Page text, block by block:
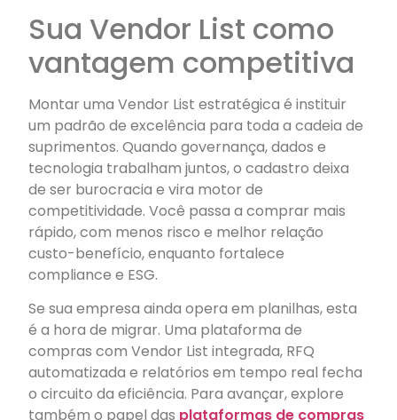
Sua Vendor List como
vantagem competitiva
Montar uma Vendor List estratégica é instituir
um padrão de excelência para toda a cadeia de
suprimentos. Quando governança, dados e
tecnologia trabalham juntos, o cadastro deixa
de ser burocracia e vira motor de
competitividade. Você passa a comprar mais
rápido, com menos risco e melhor relação
custo-benefício, enquanto fortalece
compliance e ESG.
Se sua empresa ainda opera em planilhas, esta
é a hora de migrar. Uma plataforma de
compras com Vendor List integrada, RFQ
automatizada e relatórios em tempo real fecha
o circuito da eficiência. Para avançar, explore
também o papel das plataformas de compras